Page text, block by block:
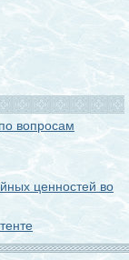
вопросам
ценностей во